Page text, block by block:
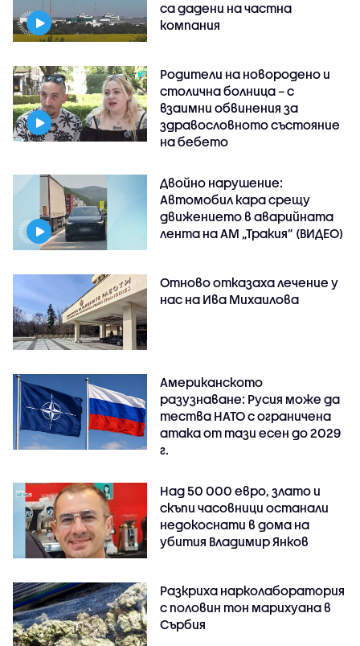
са дадени на частна
компания
Родители на новородено и
столична болница – с
взаимни обвинения за
здравословното състояние
на бебето
Двойно нарушение:
Автомобил кара срещу
движението в аварийната
лента на АМ „Тракия” (ВИДЕО)
Отново отказаха лечение у
нас на Ива Михаилова
Американското
разузнаване: Русия може да
тества НАТО с ограничена
атака от тази есен до 2029
г.
Над 50 000 евро, злато и
скъпи часовници останали
недокоснати в дома на
убития Владимир Янков
Разкриха нарколаборатория
с половин тон марихуана в
Сърбия